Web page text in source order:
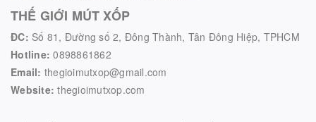
THẾ GIỚI MÚT XỐP
ĐC: Số 81, Đường số 2, Đông Thành, Tân Đông Hiệp, TPHCM
Hotline: 0898861862
Email: thegioimutxop@gmail.com
Website: thegioimutxop.com